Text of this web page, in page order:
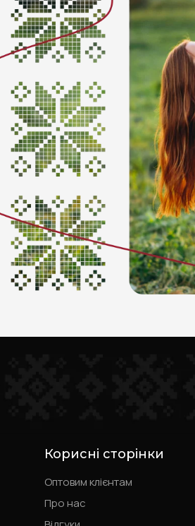
Корисні сторінки
Оптовим клієнтам
Про нас